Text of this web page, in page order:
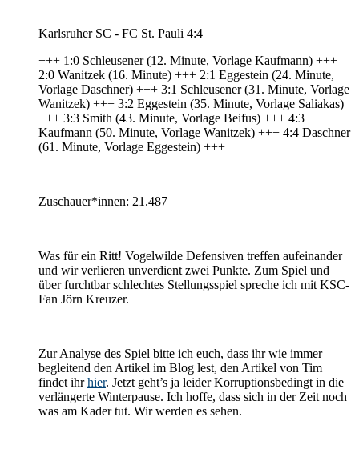
Karlsruher SC - FC St. Pauli 4:4
+++ 1:0 Schleusener (12. Minute, Vorlage Kaufmann) +++
2:0 Wanitzek (16. Minute) +++ 2:1 Eggestein (24. Minute,
Vorlage Daschner) +++ 3:1 Schleusener (31. Minute, Vorlage
Wanitzek) +++ 3:2 Eggestein (35. Minute, Vorlage Saliakas)
+++ 3:3 Smith (43. Minute, Vorlage Beifus) +++ 4:3
Kaufmann (50. Minute, Vorlage Wanitzek) +++ 4:4 Daschner
(61. Minute, Vorlage Eggestein) +++
Zuschauer*innen: 21.487
Was für ein Ritt! Vogelwilde Defensiven treffen aufeinander
und wir verlieren unverdient zwei Punkte. Zum Spiel und
über furchtbar schlechtes Stellungsspiel spreche ich mit KSC-
Fan Jörn Kreuzer.
Zur Analyse des Spiel bitte ich euch, dass ihr wie immer
begleitend den Artikel im Blog lest, den Artikel von Tim
findet ihrhier. Jetzt geht’s ja leider Korruptionsbedingt in die
verlängerte Winterpause. Ich hoffe, dass sich in der Zeit noch
was am Kader tut. Wir werden es sehen.